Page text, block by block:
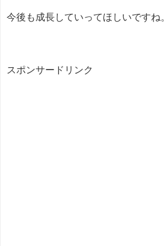
今後も成長していってほしいですね。
スポンサードリンク